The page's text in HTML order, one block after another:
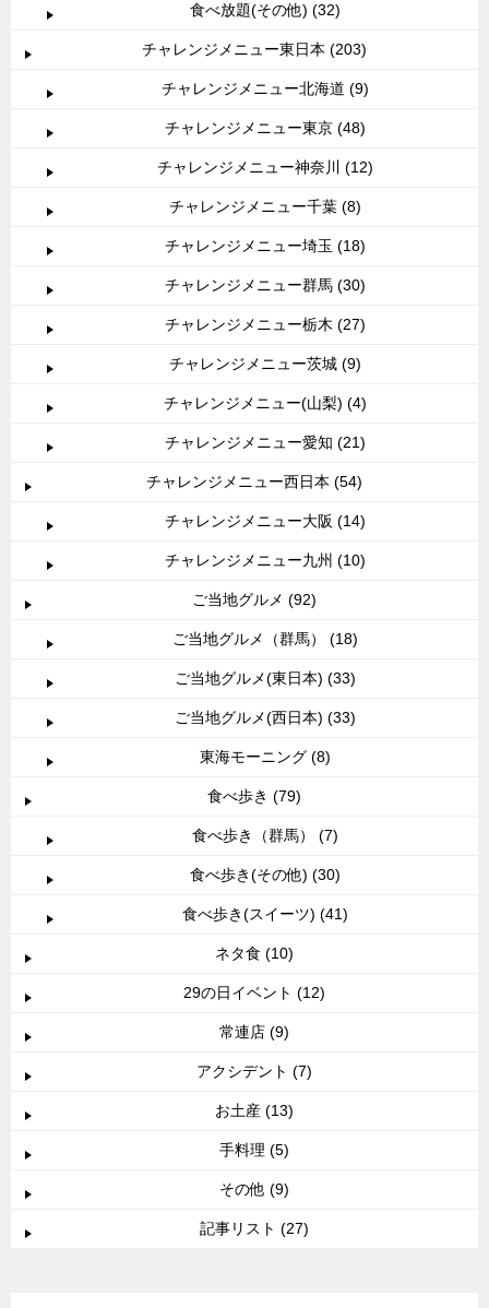
食べ放題(その他) (32)
チャレンジメニュー東日本 (203)
チャレンジメニュー北海道 (9)
チャレンジメニュー東京 (48)
チャレンジメニュー神奈川 (12)
チャレンジメニュー千葉 (8)
チャレンジメニュー埼玉 (18)
チャレンジメニュー群馬 (30)
チャレンジメニュー栃木 (27)
チャレンジメニュー茨城 (9)
チャレンジメニュー(山梨) (4)
チャレンジメニュー愛知 (21)
チャレンジメニュー西日本 (54)
チャレンジメニュー大阪 (14)
チャレンジメニュー九州 (10)
ご当地グルメ (92)
ご当地グルメ（群馬） (18)
ご当地グルメ(東日本) (33)
ご当地グルメ(西日本) (33)
東海モーニング (8)
食べ歩き (79)
食べ歩き（群馬） (7)
食べ歩き(その他) (30)
食べ歩き(スイーツ) (41)
ネタ食 (10)
29の日イベント (12)
常連店 (9)
アクシデント (7)
お土産 (13)
手料理 (5)
その他 (9)
記事リスト (27)